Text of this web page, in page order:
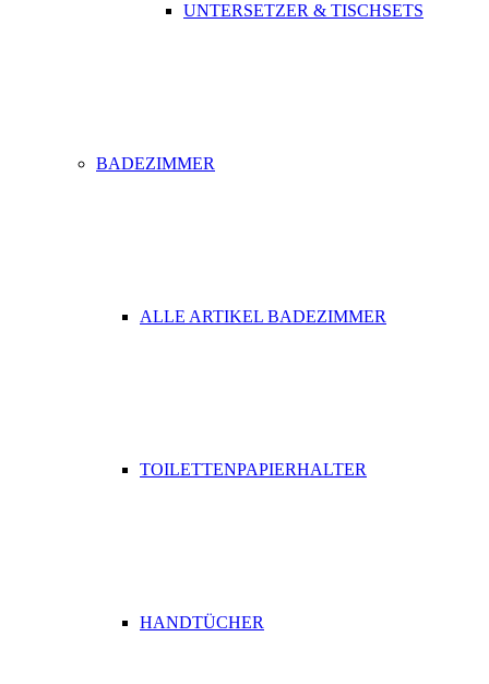
UNTERSETZER & TISCHSETS
BADEZIMMER
ALLE ARTIKEL BADEZIMMER
TOILETTENPAPIERHALTER
HANDTÜCHER